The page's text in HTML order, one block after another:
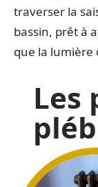
traverser la
bassin, prêt à
que la lumière
Les